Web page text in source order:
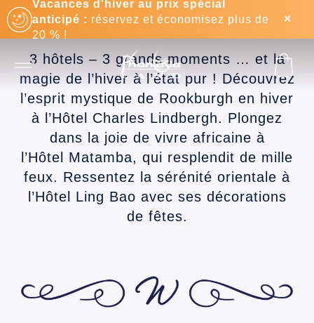
Vacances d'hiver au prix spécial
anticipé : réservez et économisez plus de
20 % !
COURT SÉJOUR
3 hôtels – 3 grands moments … et la
magie de l’hiver à l’état pur ! Découvrez
l’esprit mystique de Rookburgh en hiver
à l’Hôtel Charles Lindbergh. Plongez
dans la joie de vivre africaine à
l’Hôtel Matamba, qui resplendit de mille
feux. Ressentez la sérénité orientale à
l’Hôtel Ling Bao avec ses décorations
de fêtes.